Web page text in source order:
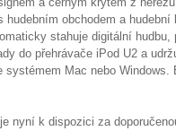
hudebním obchodem a
stahuje digitální
do přehrávače iPod U2 a
systémem Mac nebo
nyní k dispozici za